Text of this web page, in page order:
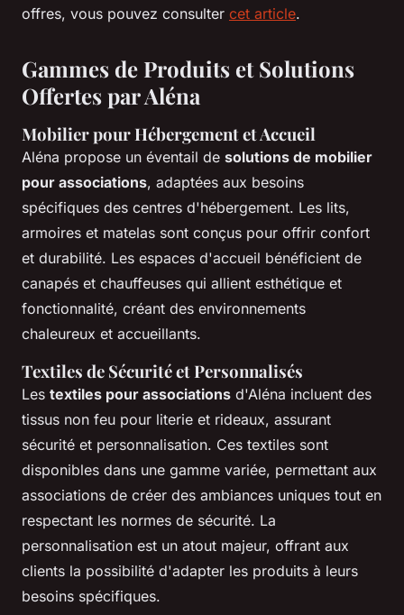
offres, vous pouvez consulter cet article.
Gammes de Produits et Solutions
Offertes par Aléna
Mobilier pour Hébergement et Accueil
Aléna propose un éventail de solutions de mobilier
pour associations, adaptées aux besoins
spécifiques des centres d'hébergement. Les lits,
armoires et matelas sont conçus pour offrir confort
et durabilité. Les espaces d'accueil bénéficient de
canapés et chauffeuses qui allient esthétique et
fonctionnalité, créant des environnements
chaleureux et accueillants.
Textiles de Sécurité et Personnalisés
Les textiles pour associations d'Aléna incluent des
tissus non feu pour literie et rideaux, assurant
sécurité et personnalisation. Ces textiles sont
disponibles dans une gamme variée, permettant aux
associations de créer des ambiances uniques tout en
respectant les normes de sécurité. La
personnalisation est un atout majeur, offrant aux
clients la possibilité d'adapter les produits à leurs
besoins spécifiques.